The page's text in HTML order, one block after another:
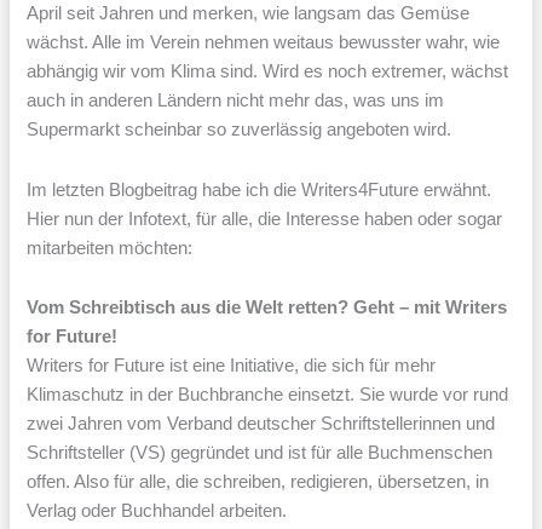
April seit Jahren und merken, wie langsam das Gemüse
wächst. Alle im Verein nehmen weitaus bewusster wahr, wie
abhängig wir vom Klima sind. Wird es noch extremer, wächst
auch in anderen Ländern nicht mehr das, was uns im
Supermarkt scheinbar so zuverlässig angeboten wird.
Im letzten Blogbeitrag habe ich die Writers4Future erwähnt.
Hier nun der Infotext, für alle, die Interesse haben oder sogar
mitarbeiten möchten:
Vom Schreibtisch aus die Welt retten?Geht – mit Writers
for Future!
Writers for Future ist eine Initiative, die sich für mehr
Klimaschutz in der Buchbranche einsetzt. Sie wurde vor rund
zwei Jahren vom Verband deutscher Schriftstellerinnen und
Schriftsteller (VS) gegründet und ist für alle Buchmenschen
offen. Also für alle, die schreiben, redigieren, übersetzen, in
Verlag oder Buchhandel arbeiten.